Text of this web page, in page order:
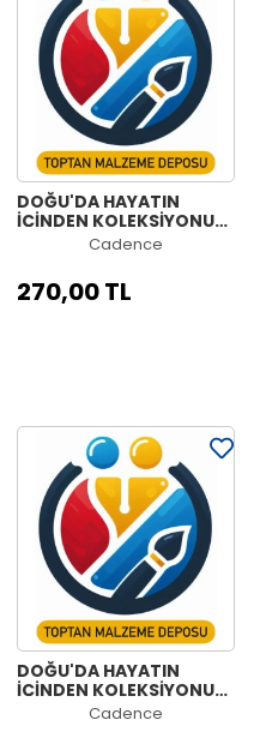
DOĞU'DA HAYATIN
İÇİNDEN KOLEKSİYONU
OE-10 90X125CM
Cadence
270,00 TL
DOĞU'DA HAYATIN
İÇİNDEN KOLEKSİYONU
OE-08 90X125CM
Cadence